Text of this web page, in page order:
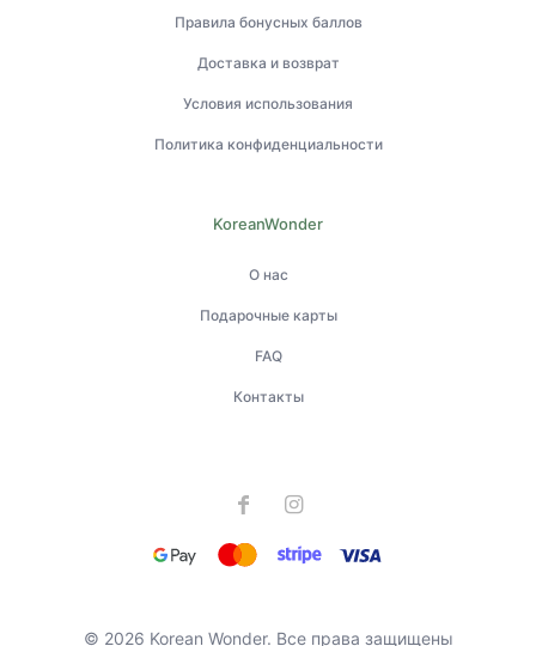
Правила бонусных баллов
Доставка и возврат
Условия использования
Политика конфиденциальности
KoreanWonder
О нас
Подарочные карты
FAQ
Контакты
© 2026 Korean Wonder. Все права защищены